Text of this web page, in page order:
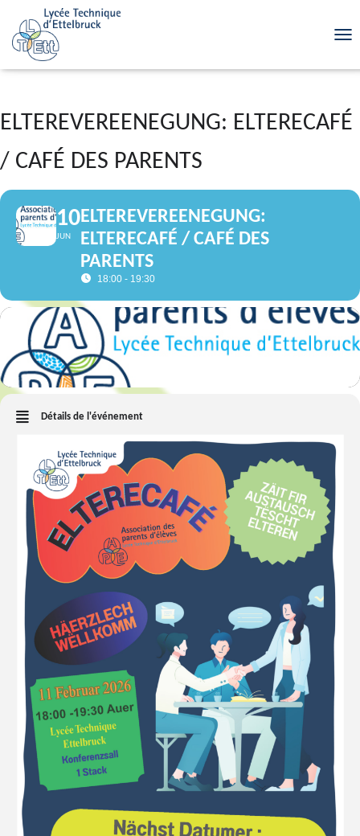
ELTEREVEREENEGUNG: ELTERECAFÉ
/ CAFÉ DES PARENTS
10
JUN
ELTEREVEREENEGUNG:
ELTERECAFÉ / CAFÉ DES
PARENTS
18:00 - 19:30
Détails de l'événement